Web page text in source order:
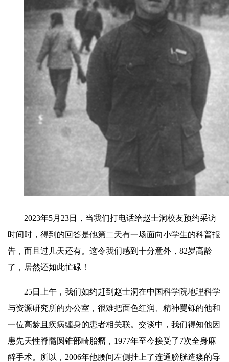
2023年5月23日，当我们打电话给赵士洞校友预约采访
时间时，得到的回答是他第二天有一场面向小学生的科普报
告，而且过几天还有。这令我们感到十分意外，82岁高龄
了，居然还如此忙碌！
25日上午，我们如约赶到赵士洞在中国科学院地理科学
与资源研究所的办公室，很难把面色红润、精神矍铄的他和
一位高龄且疾病缠身的患者相关联。交谈中，我们得知他因
患先天性脊髓圆锥部畸胎瘤，1977年至今接受了7次全身麻
醉手术。所以，2006年他腰间左侧挂上了连通膀胱造瘘的导